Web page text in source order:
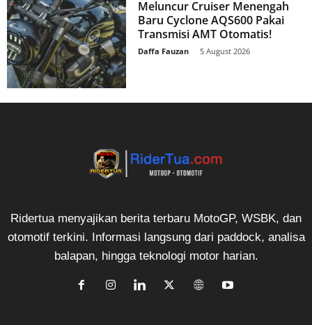
Meluncur Cruiser Menengah
Baru Cyclone AQS600 Pakai
Transmisi AMT Otomatis!
Daffa Fauzan 5 August 2026
Ridertua menyajikan berita terbaru MotoGP, WSBK, dan
otomotif terkini. Informasi langsung dari paddock, analisa
balapan, hingga teknologi motor harian.